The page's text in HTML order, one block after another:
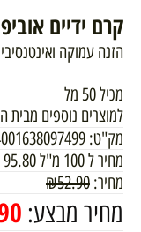
קרם ידיים
הזנה עמוקה
מכיל 50 מל
למוצרים נוספים מבית
מק"ט:
מחיר ל 100 מ"ל
95.80
מחיר:
₪52.90
מחיר מבצע: